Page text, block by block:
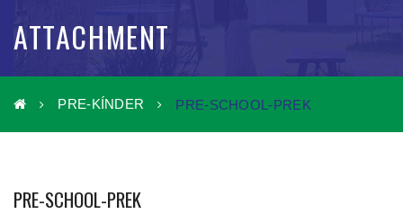
ATTACHMENT
PRE-KÍNDER PRE-SCHOOL-PREK
PRE-SCHOOL-PREK